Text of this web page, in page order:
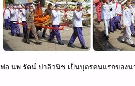
พ่อ นพ.รัตน์ ปาลิวนิช เป็นบุตรคนแรกของ